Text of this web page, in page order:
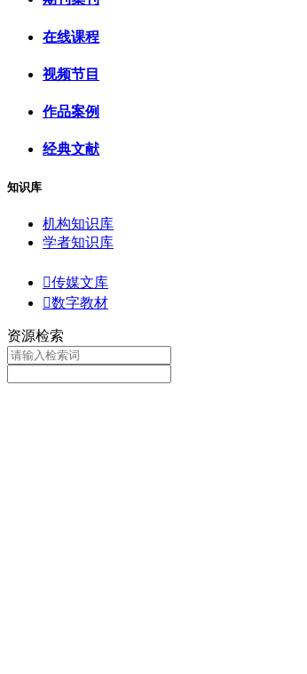
在线课程
视频节目
作品案例
经典文献
知识库
机构知识库
学者知识库
传媒文库
数字教材
资源检索